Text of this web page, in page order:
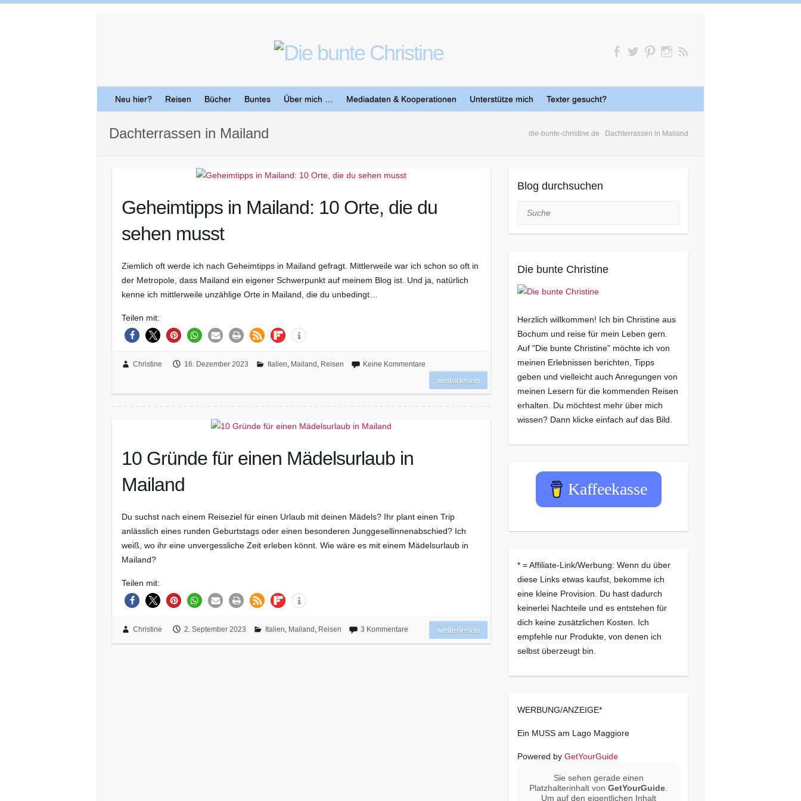
Neu hier? Reisen Bücher Buntes Über mich … Mediadaten & Kooperationen Unterstütze mich Texter gesucht?
die-bunte-christine.de Dachterrassen in Mailand
Dachterrassen in Mailand
Geheimtipps in Mailand: 10 Orte, die du
sehen musst
Ziemlich oft werde ich nach Geheimtipps in Mailand gefragt. Mittlerweile war ich schon so oft in
der Metropole, dass Mailand ein eigener Schwerpunkt auf meinem Blog ist. Und ja, natürlich
kenne ich mittlerweile unzählige Orte in Mailand, die du unbedingt…
Teilen mit:
Christine 16. Dezember 2023 Italien, Mailand , Reisen Keine Kommentare
weiterlesen
10 Gründe für einen Mädelsurlaub in
Mailand
Du suchst nach einem Reiseziel für einen Urlaub mit deinen Mädels? Ihr plant einen Trip
anlässlich eines runden Geburtstags oder einen besonderen Junggesellinnenabschied? Ich
weiß, wo ihr eine unvergessliche Zeit erleben könnt. Wie wäre es mit einem Mädelsurlaub in
Mailand?
Teilen mit:
Christine 2. September 2023 Italien, Mailand , Reisen 3 Kommentare weiterlesen
Blog durchsuchen
Suche
Die bunte Christine
Herzlich willkommen! Ich bin Christine aus
Bochum und reise für mein Leben gern.
Auf "Die bunte Christine" möchte ich von
meinen Erlebnissen berichten, Tipps
geben und vielleicht auch Anregungen von
meinen Lesern für die kommenden Reisen
erhalten. Du möchtest mehr über mich
wissen? Dann klicke einfach auf das Bild.
Kaffeekasse
* = Affiliate-Link/Werbung: Wenn du über
diese Links etwas kaufst, bekomme ich
eine kleine Provision. Du hast dadurch
keinerlei Nachteile und es entstehen für
dich keine zusätzlichen Kosten. Ich
empfehle nur Produkte, von denen ich
selbst überzeugt bin.
WERBUNG/ANZEIGE*
Ein MUSS am Lago Maggiore
Powered by GetYourGuide
Sie sehen gerade einen
Platzhalterinhalt vonGetYourGuide
Um auf den eigentlichen Inhalt